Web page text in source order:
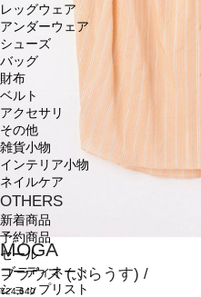
レッグウェア
アンダーウェア
シューズ
バッグ
財布
ベルト
アクセサリ
その他
雑貨小物
インテリア小物
ネイルケア
OTHERS
新着商品
予約商品
セール
コーディネート
ショップリスト
MOGA
ブラウス(ぶらうす) /
¥24,640